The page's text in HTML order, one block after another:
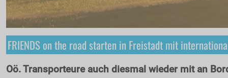
FRIENDS on the road starten in Freistadt mit
Oö. Transporteure auch diesmal wieder mit an